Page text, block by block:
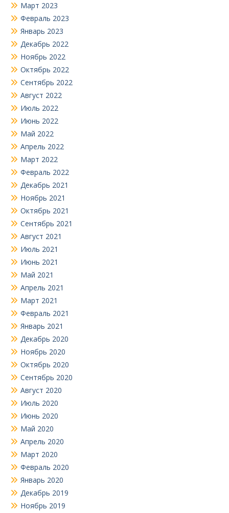
Март 2023
Февраль 2023
Январь 2023
Декабрь 2022
Ноябрь 2022
Октябрь 2022
Сентябрь 2022
Август 2022
Июль 2022
Июнь 2022
Май 2022
Апрель 2022
Март 2022
Февраль 2022
Декабрь 2021
Ноябрь 2021
Октябрь 2021
Сентябрь 2021
Август 2021
Июль 2021
Июнь 2021
Май 2021
Апрель 2021
Март 2021
Февраль 2021
Январь 2021
Декабрь 2020
Ноябрь 2020
Октябрь 2020
Сентябрь 2020
Август 2020
Июль 2020
Июнь 2020
Май 2020
Апрель 2020
Март 2020
Февраль 2020
Январь 2020
Декабрь 2019
Ноябрь 2019